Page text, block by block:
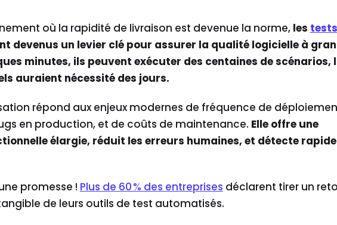
où la rapidité de livraison est devenue la norme, les tests
devenus un levier clé pour assurer la qualité logicielle à
minutes, ils peuvent exécuter des centaines de scénarios,
auraient nécessité des jours.
répond aux enjeux modernes de fréquence de
en production, et de coûts de maintenance. Elle offre une
élargie, réduit les erreurs humaines, et détecte
promesse ! Plus de 60 % des entreprises déclarent tirer un
de leurs outils de test automatisés.